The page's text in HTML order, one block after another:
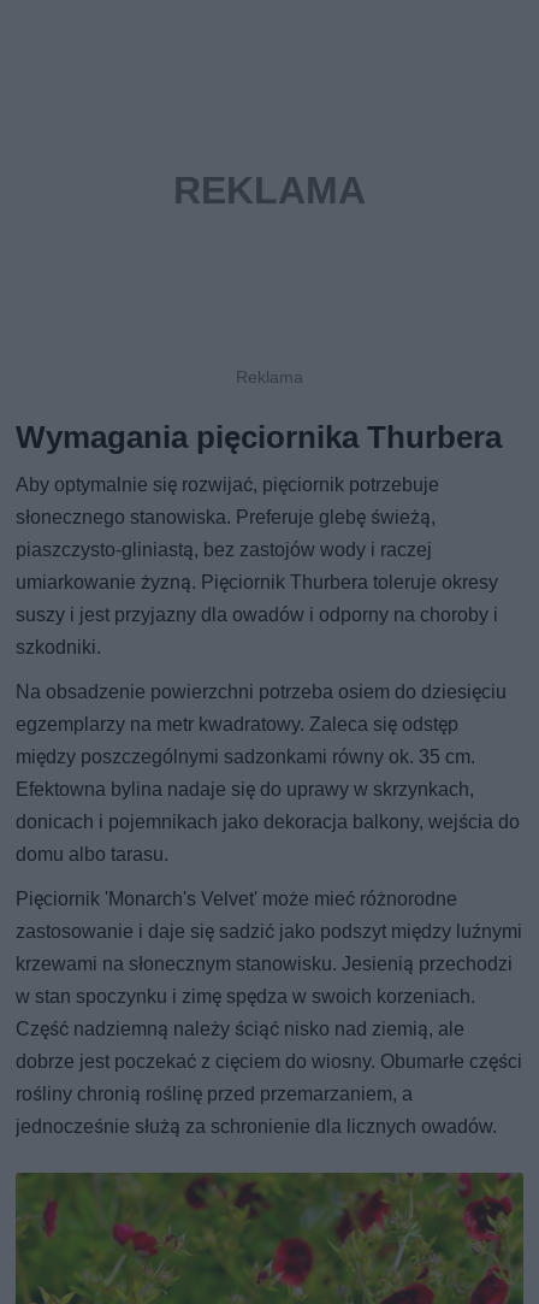
Wymagania pięciornika Thurbera
Aby optymalnie się rozwijać, pięciornik potrzebuje
słonecznego stanowiska. Preferuje glebę świeżą,
piaszczysto-gliniastą, bez zastojów wody i raczej
umiarkowanie żyzną. Pięciornik Thurbera toleruje okresy
suszy i jest przyjazny dla owadów i odporny na choroby i
szkodniki.
Na obsadzenie powierzchni potrzeba osiem do dziesięciu
egzemplarzy na metr kwadratowy. Zaleca się odstęp
między poszczególnymi sadzonkami równy ok. 35 cm.
Efektowna bylina nadaje się do uprawy w skrzynkach,
donicach i pojemnikach jako dekoracja balkony, wejścia do
domu albo tarasu.
Pięciornik 'Monarch's Velvet' może mieć różnorodne
zastosowanie i daje się sadzić jako podszyt między luźnymi
krzewami na słonecznym stanowisku. Jesienią przechodzi
w stan spoczynku i zimę spędza w swoich korzeniach.
Część nadziemną należy ściąć nisko nad ziemią, ale
dobrze jest poczekać z cięciem do wiosny. Obumarłe części
rośliny chronią roślinę przed przemarzaniem, a
jednocześnie służą za schronienie dla licznych owadów.